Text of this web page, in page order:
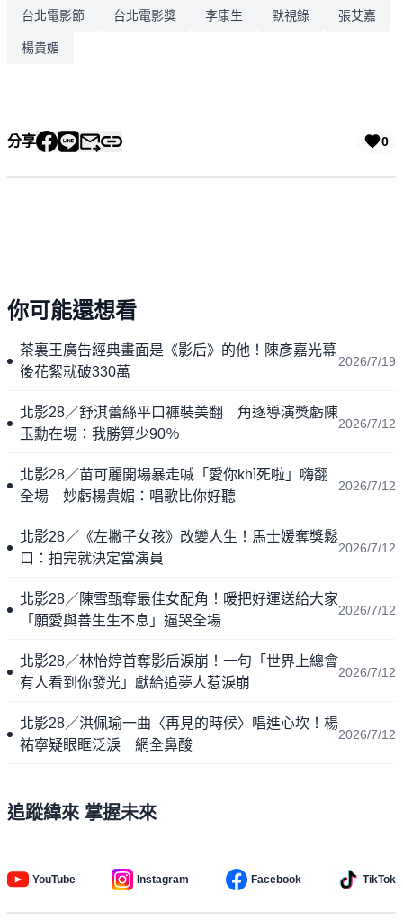
台北電影節 台北電影獎 李康生 默視錄 張艾嘉
楊貴媚
分享 0
你可能還想看
茶裏王廣告經典畫面是《影后》的他！陳彥嘉光幕
後花絮就破330萬
2026/7/19
北影28／舒淇蕾絲平口褲裝美翻 角逐導演獎虧陳
玉勳在場：我勝算少90％
2026/7/12
北影28／苗可麗開場暴走喊「愛你khì死啦」嗨翻
全場 妙虧楊貴媚：唱歌比你好聽
2026/7/12
北影28／《左撇子女孩》改變人生！馬士媛奪獎鬆
口：拍完就決定當演員
2026/7/12
北影28／陳雪甄奪最佳女配角！暖把好運送給大家
「願愛與善生生不息」逼哭全場
2026/7/12
北影28／林怡婷首奪影后淚崩！一句「世界上總會
有人看到你發光」獻給追夢人惹淚崩
2026/7/12
北影28／洪佩瑜一曲〈再見的時候〉唱進心坎！楊
祐寧疑眼眶泛淚 網全鼻酸
2026/7/12
追蹤緯來 掌握未來
YouTube Instagram Facebook TikTok